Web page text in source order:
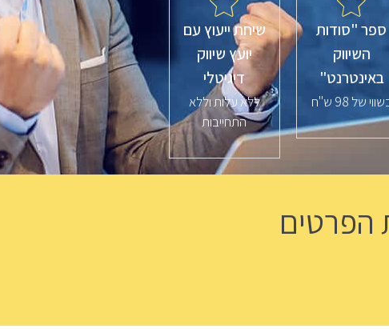
ספר "סודות
השיווק
באינטרנט"
של 98 ש"ח
שיחת ייעוץ עם
יועץ שיווק
דיגיטלי
ללא עלות וללא
התחייבות
הפרטים